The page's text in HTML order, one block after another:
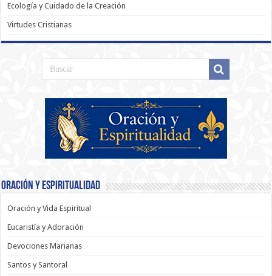
Ecología y Cuidado de la Creación
Virtudes Cristianas
Oración y Espiritualidad
Oración y Vida Espiritual
Eucaristía y Adoración
Devociones Marianas
Santos y Santoral